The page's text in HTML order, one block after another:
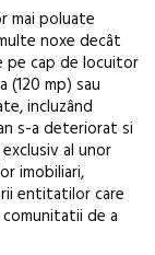
mai poluate
noxe decât
pe cap de locuitor
(120 mp) sau
incluzând
s-a deteriorat si
al unor
imobiliari,
entitatilor care
de a